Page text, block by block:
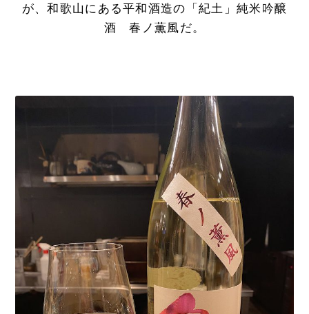
が、和歌山にある平和酒造の「紀土」純米吟醸
酒 春ノ薫風だ。